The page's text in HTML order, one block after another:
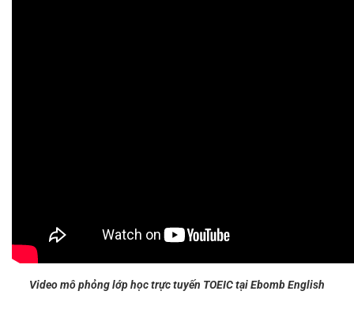
Video mô phỏng lớp học trực tuyến TOEIC tại Ebomb English